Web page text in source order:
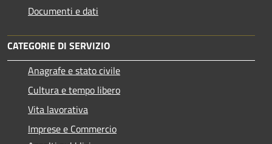
Documenti e dati
CATEGORIE DI SERVIZIO
Anagrafe e stato civile
Cultura e tempo libero
Vita lavorativa
Imprese e Commercio